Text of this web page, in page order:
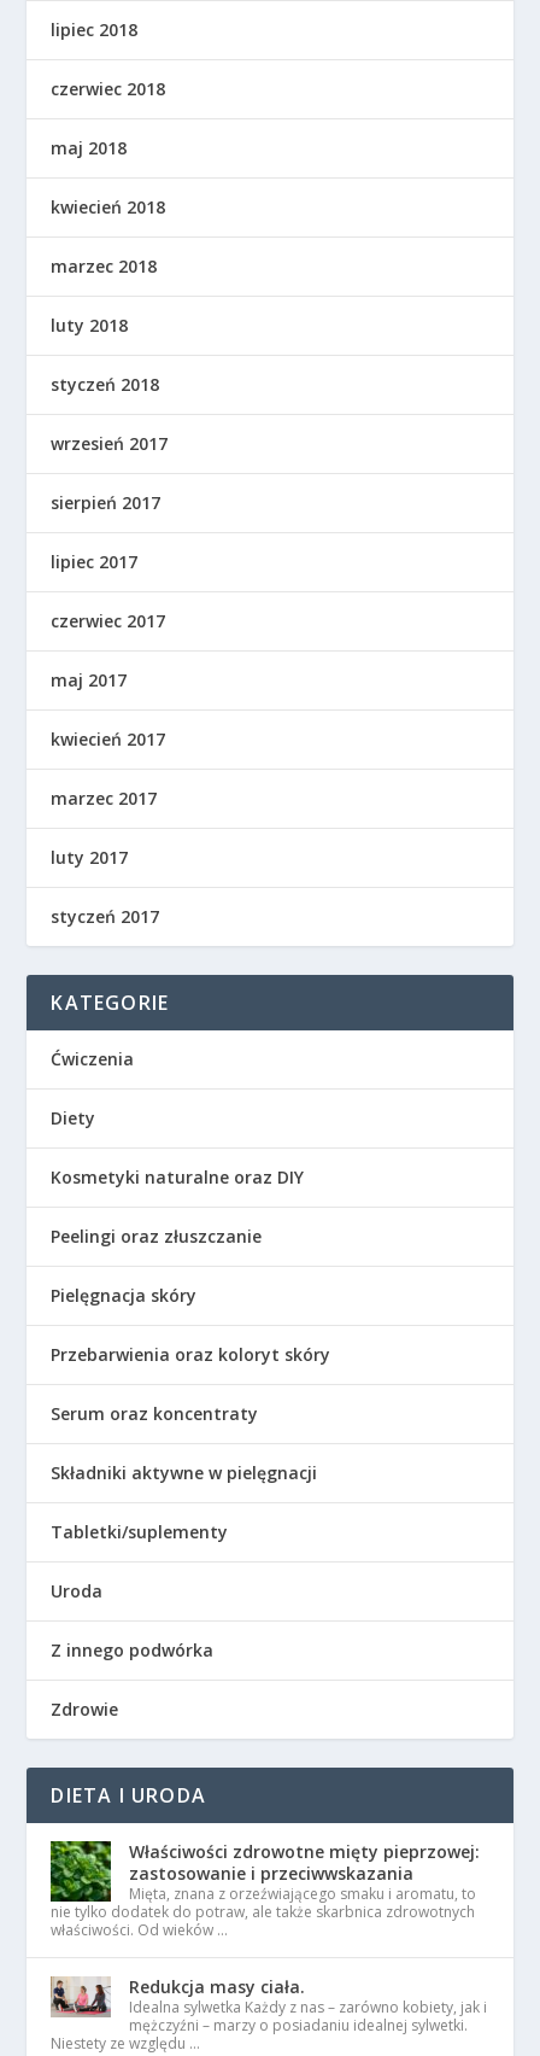
lipiec 2018
czerwiec 2018
maj 2018
kwiecień 2018
marzec 2018
luty 2018
styczeń 2018
wrzesień 2017
sierpień 2017
lipiec 2017
czerwiec 2017
maj 2017
kwiecień 2017
marzec 2017
luty 2017
styczeń 2017
KATEGORIE
Ćwiczenia
Diety
Kosmetyki naturalne oraz DIY
Peelingi oraz złuszczanie
Pielęgnacja skóry
Przebarwienia oraz koloryt skóry
Serum oraz koncentraty
Składniki aktywne w pielęgnacji
Tabletki/suplementy
Uroda
Z innego podwórka
Zdrowie
DIETA I URODA
Właściwości zdrowotne mięty pieprzowej:
zastosowanie i przeciwwskazania
Mięta, znana z orzeźwiającego smaku i aromatu, to
nie tylko dodatek do potraw, ale także skarbnica zdrowotnych
właściwości. Od wieków …
Redukcja masy ciała.
Idealna sylwetka Każdy z nas – zarówno kobiety, jak i
mężczyźni – marzy o posiadaniu idealnej sylwetki.
Niestety ze względu …